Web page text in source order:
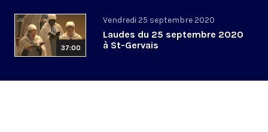
37:00
Vendredi 25 septembre 2020
Laudes du 25 septembre 2020
à St-Gervais